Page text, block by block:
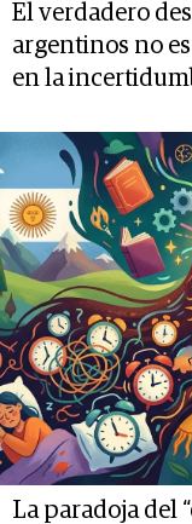
El verdadero
argentinos no
en la
La paradoja del